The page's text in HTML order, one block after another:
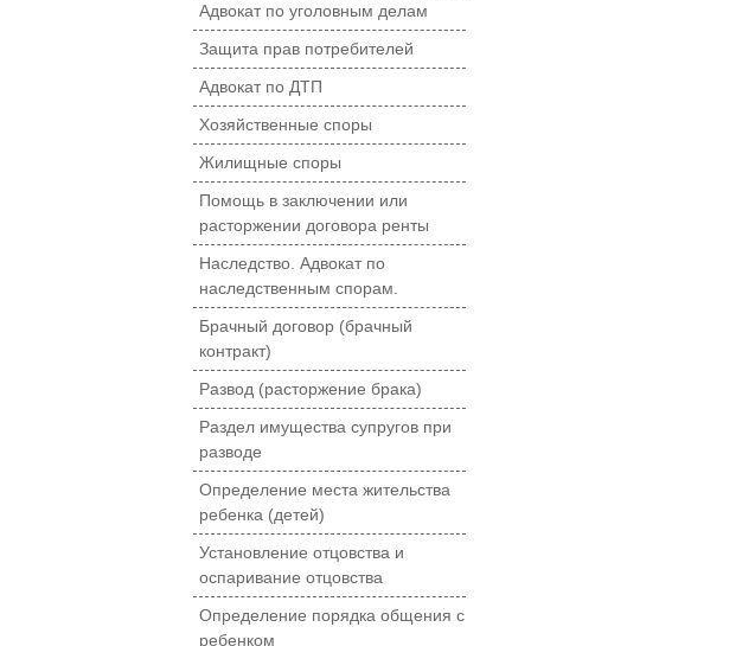
Адвокат по уголовным делам
Защита прав потребителей
Адвокат по ДТП
Хозяйственные споры
Жилищные споры
Помощь в заключении или
расторжении договора ренты
Наследство. Адвокат по
наследственным спорам.
Брачный договор (брачный
контракт)
Развод (расторжение брака)
Раздел имущества супругов при
разводе
Определение места жительства
ребенка (детей)
Установление отцовства и
оспаривание отцовства
Определение порядка общения с
ребенком